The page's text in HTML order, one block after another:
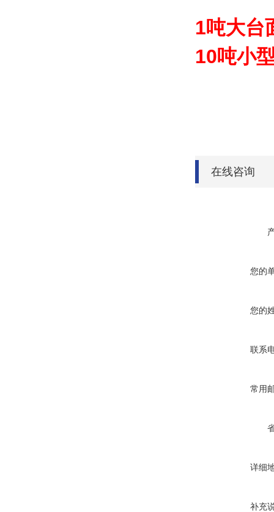
1吨大台
10吨小
在线咨询
您的
您的
联系
常用
详细
补充